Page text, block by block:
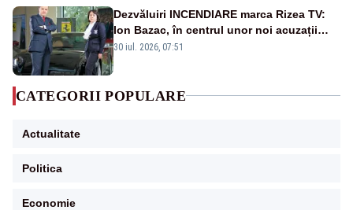
Dezvăluiri INCENDIARE marca Rizea TV:
Ion Bazac, în centrul unor noi acuzații
publice
30 iul. 2026, 07:51
CATEGORII POPULARE
Actualitate
Politica
Economie